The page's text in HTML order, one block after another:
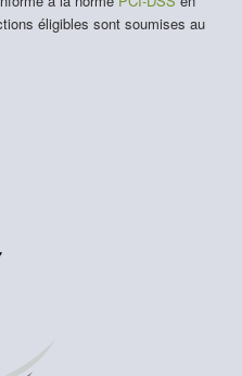
éligibles sont soumises au